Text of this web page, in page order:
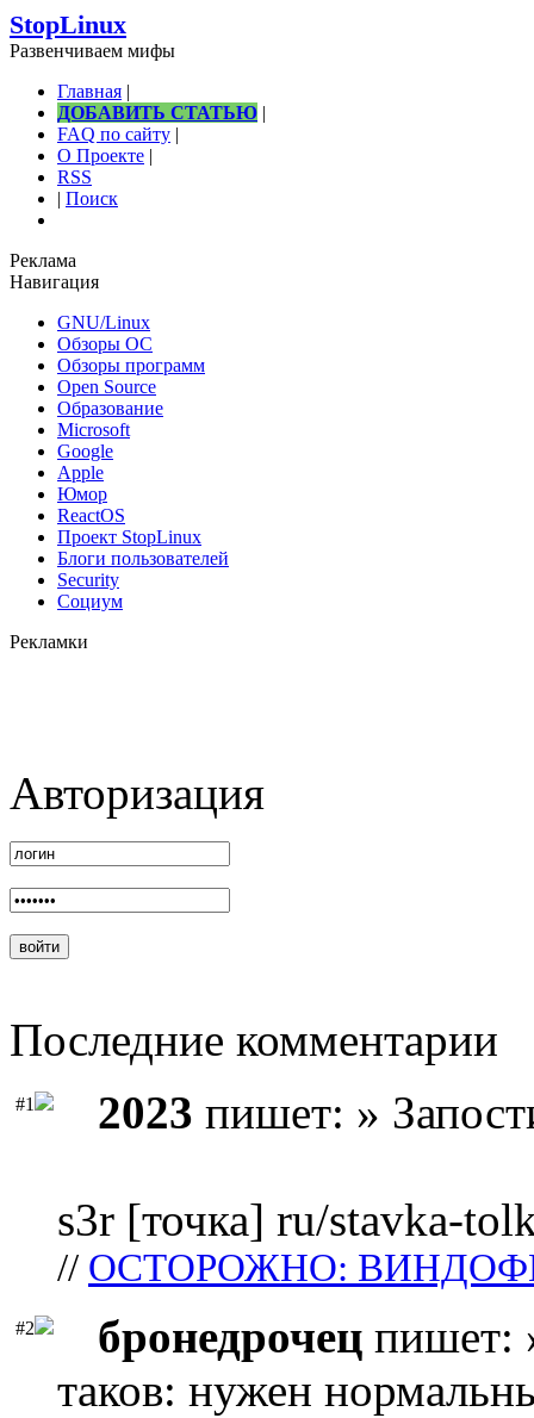
StopLinux
Развенчиваем мифы
Главная |
ДОБАВИТЬ СТАТЬЮ |
FAQ по сайту |
О Проекте |
RSS
| Поиск
Реклама
Навигация
GNU/Linux
Обзоры ОС
Обзоры программ
Open Source
Образование
Microsoft
Google
Apple
Юмор
ReactOS
Проект StopLinux
Блоги пользователей
Security
Социум
Рекламки
Авторизация
Последние комментарии
#1 2023 пишет: »
s3r [точка] ru/stavka-
// ОСТОРОЖНО:
#2 бронедрочец пишет:
таков: нужен